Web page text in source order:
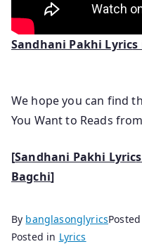
Sandhani Pakhi Lyrics
We hope you can find
You Want to Reads from
[Sandhani Pakhi Lyric
Bagchi]
By banglasonglyrics
Posted in Lyrics